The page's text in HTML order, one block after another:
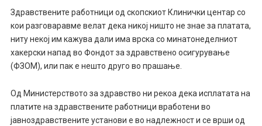
Здравствените работници од скопскиот Клинички центар со
кои разговаравме велат дека никој ништо не знае за платата,
ниту некој им кажува дали има врска со минатонеделниот
хакерски напад во Фондот за здравствено осигурување
(ФЗОМ), или пак е нешто друго во прашање.
Од Министерството за здравство ни рекоа дека исплатата на
платите на здравствените работници вработени во
јавноздравствените установи е во надлежност и се врши од